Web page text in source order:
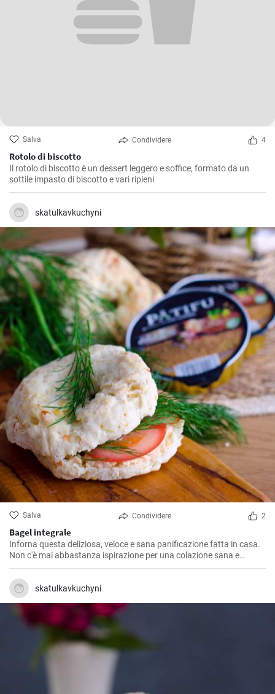
Salva Condividere 4
Rotolo di biscotto
Il rotolo di biscotto è un dessert leggero e soffice, formato da un
sottile impasto di biscotto e vari ripieni
skatulkavkuchyni
Salva Condividere 2
Bagel integrale
Inforna questa deliziosa, veloce e sana panificazione fatta in casa.
Non c'è mai abbastanza ispirazione per una colazione sana e
gustosa.
skatulkavkuchyni